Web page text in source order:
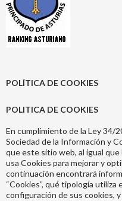
POLÍTICA DE COOKIES
POLITICA DE COOKIES
En cumplimiento de la Ley 34/
Sociedad de la Información y
que este sitio web, al igual
usa Cookies para mejorar y
continuación encontrará
“Cookies”, qué tipología
configuración de sus cookies,